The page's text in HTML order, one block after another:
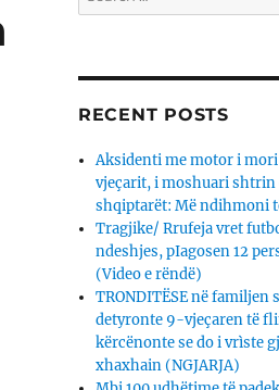
for:
RECENT POSTS
Aksidenti me motor i
vjeçarit, i moshuari shtrin
shqiptarët: Më ndihmoni
Tragjike/ Rrufeja vret
ndeshjes, pIagosen 12
(Video e rëndë)
TRONDITËSE në
detyronte 9-vjeçaren të
kërcënonte se do i vrìste
xhaxhain (NGJARJA)